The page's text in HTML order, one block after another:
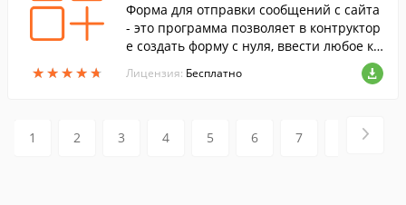
★★★★★
★★★★★
Форма для отправки сообщений с сайта
- это программа позволяет в контруктор
е создать форму с нуля, ввести любое ко
личество элементов, настроить внешни
й вид элементов и самой формы.
Лицензия: Бесплатно
1 2 3 4 5 6 7